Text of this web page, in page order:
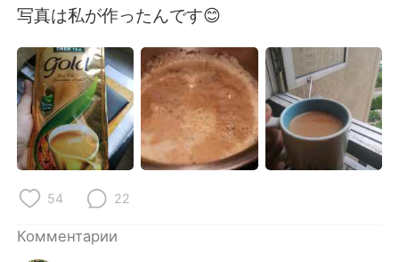
写真は私が作ったんです😊
54 22
Комментарии